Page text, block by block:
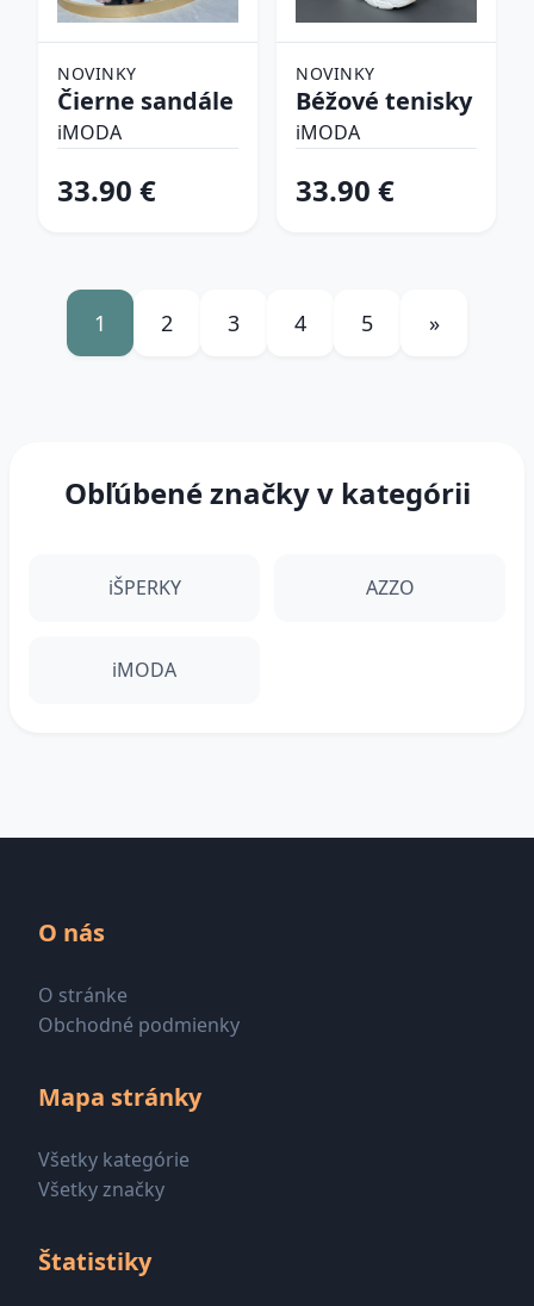
NOVINKY
Čierne sandále
iMODA
33.90 €
NOVINKY
Béžové tenisky
iMODA
33.90 €
1 2 3 4 5 »
Obľúbené značky v kategórii
iŠPERKY AZZO
iMODA
O nás
O stránke
Obchodné podmienky
Mapa stránky
Všetky kategórie
Všetky značky
Štatistiky